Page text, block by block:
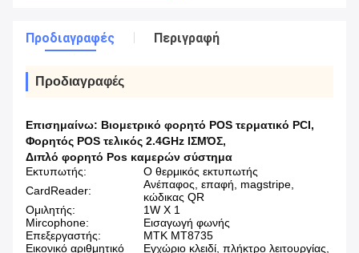
Προδιαγραφές Περιγραφή
Προδιαγραφές
Επισημαίνω: Βιομετρικό φορητό POS τερματικό PCI,
Φορητός POS τελικός 2.4GHz ΙΣΜΌΣ,
Διπλό φορητό Pos καμερών σύστημα
Εκτυπωτής:
Ο θερμικός εκτυπωτής
CardReader:
Ανέπαφος, επαφή, magstripe,
κώδικας QR
Ομιλητής:
1W Χ 1
Mircophone:
Εισαγωγή φωνής
Επεξεργαστής:
MTK MT8735
Εικονικό αριθμητικό
Εγχώριο κλειδί, πλήκτρο λειτουργίας,